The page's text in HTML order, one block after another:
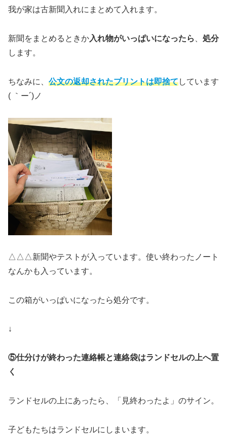
我が家は古新聞入れにまとめて入れます。
新聞をまとめるときか入れ物がいっぱいになったら
処分
します。
ちなみに、 公文の返却されたプリントは即捨てしています
( ｀ー´)ノ
△△△新聞やテストが入っています。使い終わったノート
なんかも入っています。
この箱がいっぱいになったら処分です。
↓
⑤仕分けが終わった連絡帳と連絡袋はランドセルの上へ置
く
ランドセルの上にあったら、「見終わったよ」のサイン。
子どもたちはランドセルにしまいます。